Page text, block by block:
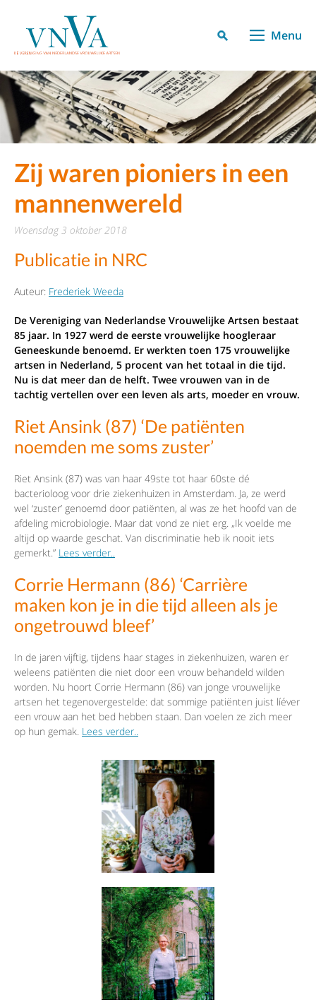
Menu
Zij waren pioniers in een
mannenwereld
woensdag 3 oktober 2018
Publicatie in NRC
Auteur: Frederiek Weeda
De Vereniging van Nederlandse Vrouwelijke Artsen bestaat
85 jaar. In 1927 werd de eerste vrouwelijke hoogleraar
Geneeskunde benoemd. Er werkten toen 175 vrouwelijke
artsen in Nederland, 5 procent van het totaal in die tijd.
Nu is dat meer dan de helft. Twee vrouwen van in de
tachtig vertellen over een leven als arts, moeder en vrouw.
Riet Ansink (87) ‘De patiënten
noemden me soms zuster’
Riet Ansink (87) was van haar 49ste tot haar 60ste dé
bacterioloog voor drie ziekenhuizen in Amsterdam. Ja, ze werd
wel ‘zuster’ genoemd door patiënten, al was ze het hoofd van de
afdeling microbiologie. Maar dat vond ze niet erg. „Ik voelde me
altijd op waarde geschat. Van discriminatie heb ik nooit iets
gemerkt.” Lees verder..
Corrie Hermann (86) ‘Carrière
maken kon je in die tijd alleen als je
ongetrouwd bleef’
In de jaren vijftig, tijdens haar stages in ziekenhuizen, waren er
weleens patiënten die niet door een vrouw behandeld wilden
worden. Nu hoort Corrie Hermann (86) van jonge vrouwelijke
artsen het tegenovergestelde: dat sommige patiënten juist líéver
een vrouw aan het bed hebben staan. Dan voelen ze zich meer
op hun gemak. Lees verder..